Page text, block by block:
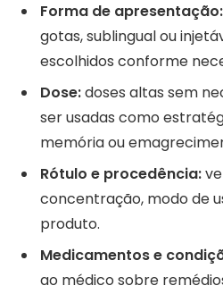
Forma de apresentação:
gotas, sublingual ou
escolhidos conforme
Dose:doses altas sem
ser usadas como
memória ou
Rótulo e procedência:
concentração, modo de
produto.
Medicamentos e
ao médico sobre